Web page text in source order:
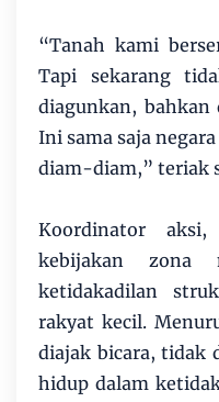
“Tanah kami
Tapi sekarang
diagunkan,
Ini sama saja
diam-diam,” teriak
Koordinator
kebijakan zona
ketidakadilan
rakyat kecil.
diajak bicara, tidak
hidup dalam